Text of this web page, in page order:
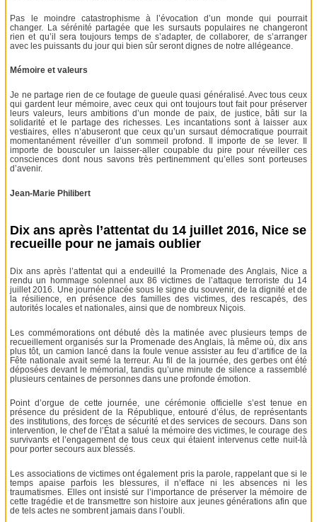
Pas le moindre catastrophisme à l’évocation d’un monde qui pourrait
changer. La sérénité partagée que les sursauts populaires ne changeront
rien et qu’il sera toujours temps de s’adapter, de collaborer, de s’arranger
avec les puissants du jour qui bien sûr seront dignes de notre allégeance.
Mémoire et valeurs
Je ne partage rien de ce foutage de gueule quasi généralisé. Avec tous ceux
qui gardent leur mémoire, avec ceux qui ont toujours tout fait pour préserver
leurs valeurs, leurs ambitions d’un monde de paix, de justice, bâti sur la
solidarité et le partage des richesses. Les incantations sont à laisser aux
vestiaires, elles n’abuseront que ceux qu’un sursaut démocratique pourrait
momentanément réveiller d’un sommeil profond. Il importe de se lever. Il
importe de bousculer un laisser-aller coupable du pire pour réveiller ces
consciences dont nous savons très pertinemment qu’elles sont porteuses
d’avenir.
Jean-Marie Philibert
Dix ans après l’attentat du 14 juillet 2016, Nice se
recueille pour ne jamais oublier
Dix ans après l’attentat qui a endeuillé la Promenade des Anglais, Nice a
rendu un hommage solennel aux 86 victimes de l’attaque terroriste du 14
juillet 2016. Une journée placée sous le signe du souvenir, de la dignité et de
la résilience, en présence des familles des victimes, des rescapés, des
autorités locales et nationales, ainsi que de nombreux Niçois.
Les commémorations ont débuté dès la matinée avec plusieurs temps de
recueillement organisés sur la Promenade des Anglais, là même où, dix ans
plus tôt, un camion lancé dans la foule venue assister au feu d’artifice de la
Fête nationale avait semé la terreur. Au fil de la journée, des gerbes ont été
déposées devant le mémorial, tandis qu’une minute de silence a rassemblé
plusieurs centaines de personnes dans une profonde émotion.
Point d’orgue de cette journée, une cérémonie officielle s’est tenue en
présence du président de la République, entouré d’élus, de représentants
des institutions, des forces de sécurité et des services de secours. Dans son
intervention, le chef de l’État a salué la mémoire des victimes, le courage des
survivants et l’engagement de tous ceux qui étaient intervenus cette nuit-là
pour porter secours aux blessés.
Les associations de victimes ont également pris la parole, rappelant que si le
temps apaise parfois les blessures, il n’efface ni les absences ni les
traumatismes. Elles ont insisté sur l’importance de préserver la mémoire de
cette tragédie et de transmettre son histoire aux jeunes générations afin que
de tels actes ne sombrent jamais dans l’oubli.